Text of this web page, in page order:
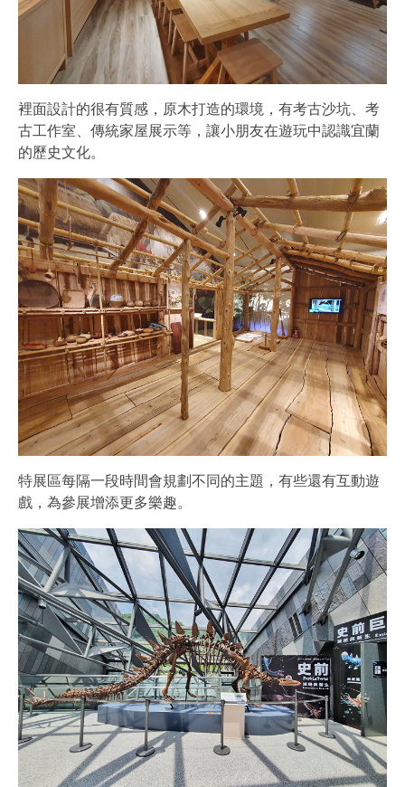
裡面設計的很有質感，原木打造的環境，有考古沙坑、考
古工作室、傳統家屋展示等，讓小朋友在遊玩中認識宜蘭
的歷史文化。
特展區每隔一段時間會規劃不同的主題，有些還有互動遊
戲，為參展增添更多樂趣。